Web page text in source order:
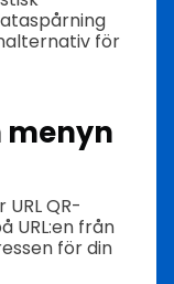
för
menyn
QR-
URL:en från
för din